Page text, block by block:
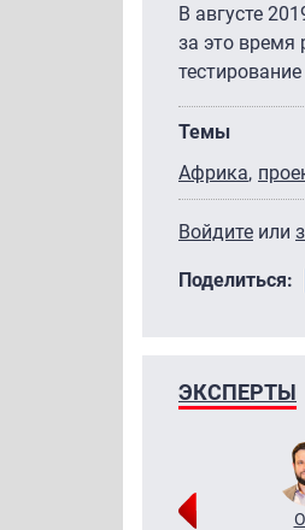
В августе
за это время
Темы
Африка
Войдите или
Поделиться:
ЭКСПЕРТЫ